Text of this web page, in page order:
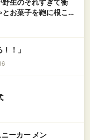
生のそれすぎて衝
お菓子を鞄に根こそ
ブルの料理を勝手に
！」
ーカー メン